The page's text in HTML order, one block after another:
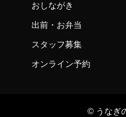
おしながき
出前・お弁当
スタッフ募集
オンライン予約
© うなぎ